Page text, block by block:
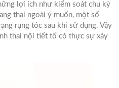
lợi ích như kiểm soát chu kỳ
thai ngoài ý muốn, một số
rụng tóc sau khi sử dụng. Vậy
thai nội tiết tố có thực sự xảy